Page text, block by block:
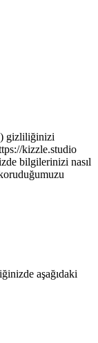
gizliliğinizi
kizzle.studio
bilgilerinizi nasıl
aşağıdaki